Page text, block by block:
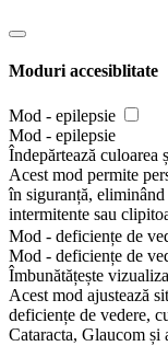
Moduri accesiblitate
Mod - epilepsie
Mod - epilepsie
Îndepărtează
Acest mod permite
în siguranță,
intermitente sau
Mod - deficiențe de
Mod - deficiențe de
Îmbunătățește
Acest mod ajustează
deficiențe de vedere,
Cataracta, Glaucom și